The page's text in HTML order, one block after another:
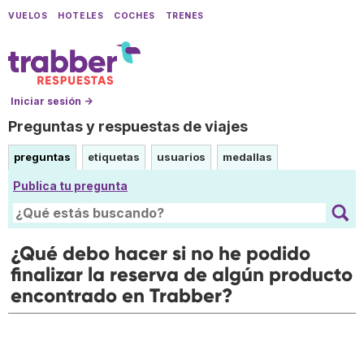
VUELOS HOTELES COCHES TRENES
Iniciar sesión →
Preguntas y respuestas de viajes
preguntas etiquetas usuarios medallas
Publica tu pregunta
¿Qué debo hacer si no he podido
finalizar la reserva de algún producto
encontrado en Trabber?